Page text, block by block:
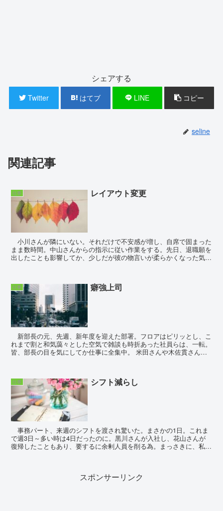
シェアする
Twitter はてブ LINE コピー
seline
関連記事
仕事 レイアウト変更
小川さんが隣にいない。それだけで不安感が増し、自席で固まった
まま数時間。中山さんからの指示に従い作業をする。先日、退職願を
出したことも影響してか、少しだが彼の物言いが柔らかくなった気が
仕事 癖強上司
新部長の元、先週、新年度を迎えた部署。フロアはピリッとし、こ
れまで割と和気藹々とした空気で雑談も時折あった社員らは、一転。
皆、部長の目を気にしてか仕事に全集中。 米田さんや木佐貫さんの
仕事 シフト減らし
事務パート、来週のシフトを渡され驚いた。まさかの1日。これま
で週3日～多い時は4日だったのに。黒川さんが入社し、花山さんが
復帰したこともあり、要するに余剰人員を削る為。まっさきに、私に
スポンサーリンク